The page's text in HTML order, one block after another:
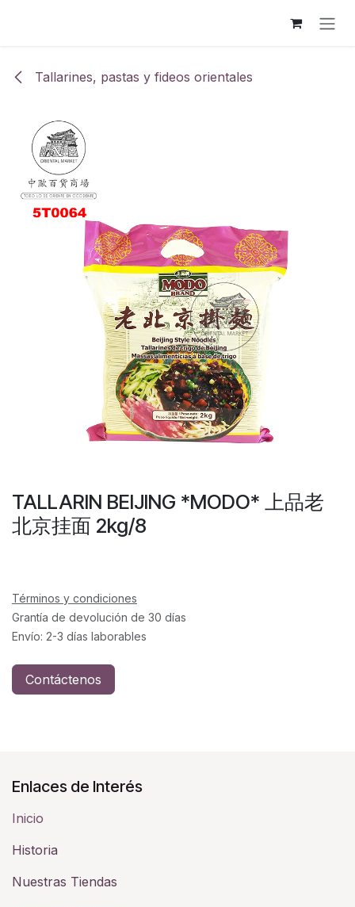
Tallarines, pastas y fideos orientales
TALLARIN BEIJING *MODO* 上品老
北京挂面 2kg/8
Términos y condiciones
Grantía de devolución de 30 días
Envío: 2-3 días laborables
Contáctenos
Enlaces de Interés
Inicio
Historia​
Nuestras Tiendas